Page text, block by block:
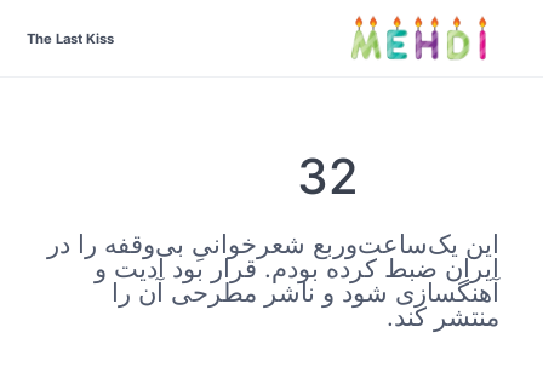
The Last Kiss
32
این یک‌ساعت‌و‌ربع شعرخوانیِ بی‌وقفه را در
ایران ضبط کرده بودم. قرار بود ادیت و
آهنگسازی شود و ناشر مطرحی آن را
منتشر کند.